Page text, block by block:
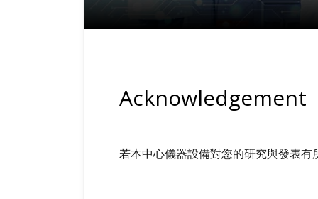
Acknowledgement
若本中心儀器設備對您的研究與發表有